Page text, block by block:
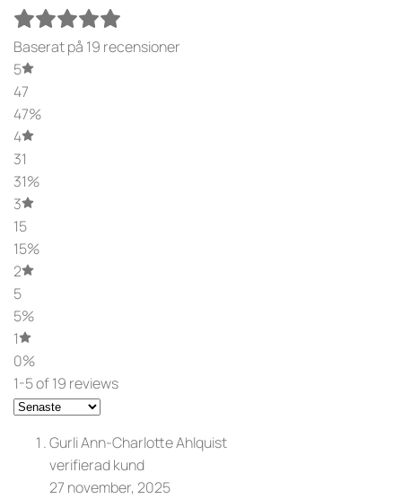
Baserat på 19 recensioner
5
47
47%
4
31
31%
3
15
15%
2
5
5%
1
0%
1-5 of 19 reviews
Gurli Ann-Charlotte Ahlquist
verifierad kund
27 november, 2025